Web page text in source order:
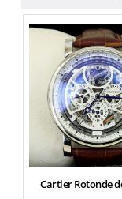
Cartier Rotonde